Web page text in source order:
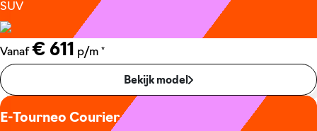
SUV
Vanaf € 611 p/m *
Bekijk model
E-Tourneo Courier